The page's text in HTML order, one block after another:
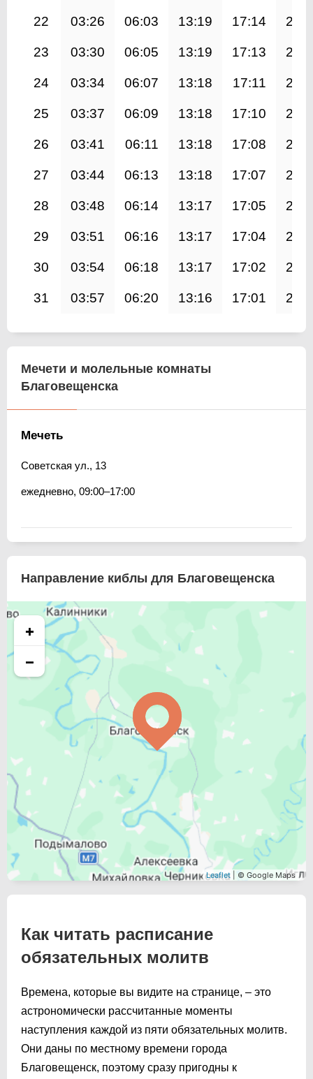
22 03:26 06:03 13:19 17:14
23 03:30 06:05 13:19 17:13
24 03:34 06:07 13:18 17:11
25 03:37 06:09 13:18 17:10
26 03:41 06:11 13:18 17:08
27 03:44 06:13 13:18 17:07
28 03:48 06:14 13:17 17:05
29 03:51 06:16 13:17 17:04
30 03:54 06:18 13:17 17:02
31 03:57 06:20 13:16 17:01
Мечети и молельные комнаты
Благовещенска
Мечеть
Советская ул., 13
ежедневно, 09:00–17:00
Направление киблы для Благовещенска
+
−
Leaflet | © Google Maps
Как читать расписание
обязательных молитв
Времена, которые вы видите на странице, – это
астрономически рассчитанные моменты
наступления каждой из пяти обязательных молитв.
Они даны по местному времени города
Благовещенск, поэтому сразу пригодны к